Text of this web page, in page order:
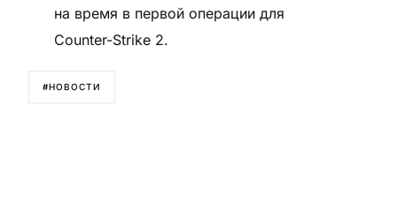
на время в первой операции для
Counter-Strike 2.
#НОВОСТИ